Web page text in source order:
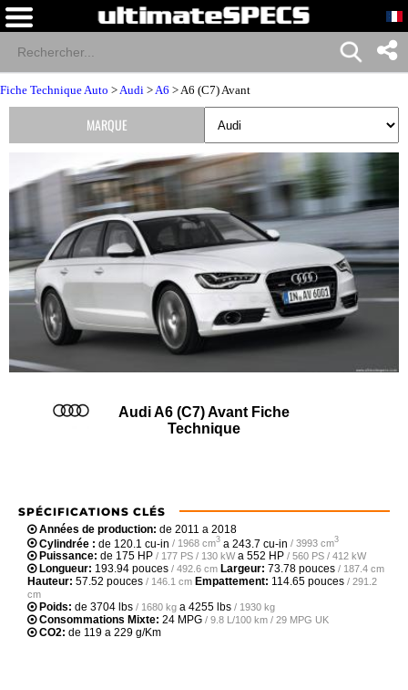
Fiche Technique Auto >Audi >A6 > A6 (C7) Avant
Audi A6 (C7) Avant Fiche
Technique
SPÉCIFICATIONS CLÉS
Années de production: de 2011 a 2018
Cylindrée : de 120.1 cu-in / 1968 cm3 a 243.7 cu-in / 3993 cm3
Puissance: de 175 HP / 177 PS / 130 kWa 552 HP / 560 PS / 412 kW
Longueur: 193.94 pouces / 492.6 cm Largeur: 73.78 pouces / 187.4 cm
Hauteur: 57.52 pouces / 146.1 cm Empattement: 114.65 pouces / 291.2
cm
Poids: de 3704 lbs / 1680 kg a 4255 lbs / 1930 kg
Consommations Mixte: 24 MPG / 9.8 L/100 km / 29 MPG UK
CO2: de 119 a 229 g/Km
MARQUE